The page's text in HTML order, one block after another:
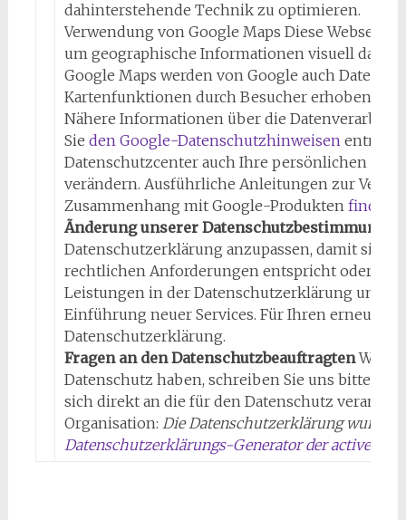
dahinterstehende Technik zu optimieren.
Verwendung von Google Maps Diese Webseite
um geographische Informationen visuell
Google Maps werden von Google auch Daten
Kartenfunktionen durch Besucher erhoben,
Nähere Informationen über die
Sie den Google-Datenschutzhinweisen
Datenschutzcenter auch Ihre persönlichen
verändern. Ausführliche Anleitungen zur
Zusammenhang mit Google-Produktenfinden
Ãnderung unserer Datenschutzbestimmungen
Datenschutzerklärung anzupassen, damit sie
rechtlichen Anforderungen entspricht oder um
Leistungen in der Datenschutzerklärung
Einführung neuer Services. Für Ihren erneuten
Datenschutzerklärung.
Fragen an den DatenschutzbeauftragtenWenn
Datenschutz haben, schreiben Sie uns bitte
sich direkt an die für den Datenschutz
Organisation: Die Datenschutzerklärung wurde
Datenschutzerklärungs-Generator der